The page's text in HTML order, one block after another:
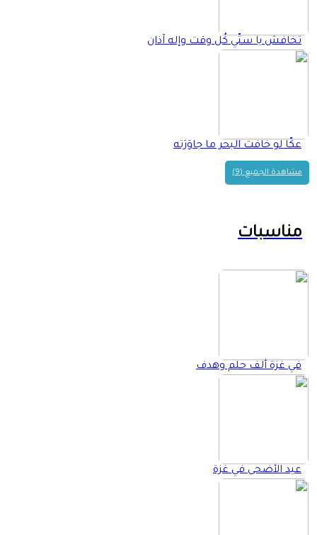
تخافش يا ستّي كُل وقت وإله آذان
عكّا لو خافت البحر ما جاوَرَته
مشاهدة الجميع (9)
مناسبات
في غزة ألف حلم وهدف
عيد الأضحى في غزة